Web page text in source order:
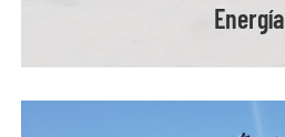
Energía